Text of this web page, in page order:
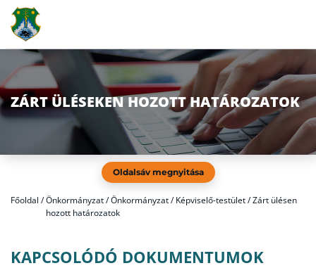
ZÁRT ÜLÉSEKEN HOZOTT HATÁROZATOK
Oldalsáv megnyitása
Főoldal /Önkormányzat / Önkormányzat / Képviselő-testület / Zárt ülésen
hozott határozatok
KAPCSOLÓDÓ DOKUMENTUMOK